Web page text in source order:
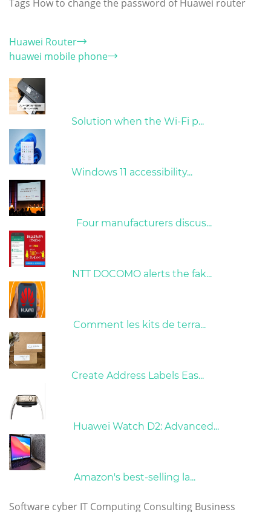
Tags How to change the password of Huawei router
Huawei Router
huawei mobile phone
Solution when the Wi-Fi p...
Windows 11 accessibility...
Four manufacturers discus...
NTT DOCOMO alerts the fak...
Comment les kits de terra...
Create Address Labels Eas...
Huawei Watch D2: Advanced...
Amazon's best-selling la...
Software cyber IT Computing Consulting Business